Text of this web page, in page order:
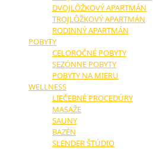
DVOJLÔŽKOVÝ APARTMÁN
TROJLÔŽKOVÝ APARTMÁN
RODINNÝ APARTMÁN
POBYTY
CELOROČNÉ POBYTY
SEZÓNNE POBYTY
POBYTY NA MIERU
WELLNESS
LIEČEBNÉ PROCEDÚRY
MASAŽE
SAUNY
BAZÉN
SLENDER ŠTÚDIO